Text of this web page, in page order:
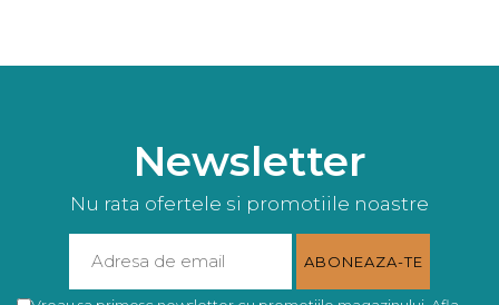
Newsletter
Nu rata ofertele si promotiile noastre